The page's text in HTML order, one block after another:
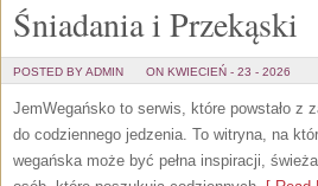
Śniadania i Przekąski
POSTED BY ADMIN ON KWIECIEŃ - 23 - 2026
JemWegańsko to serwis, które powstało z
do codziennego jedzenia. To witryna, na
wegańska może być pełna inspiracji,